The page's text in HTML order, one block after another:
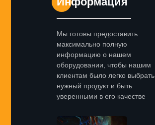
Мы готовы предоставить
максимально полную
информацию о нашем
оборудовании, чтобы нашим
клиентам было легко выбрать
нужный продукт и быть
уверенными в его качестве